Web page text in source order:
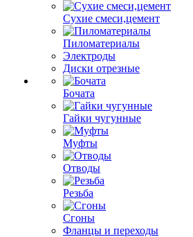
Сухие смеси,цемент
Пиломатериалы
Электроды
Диски отрезные
Бочата
Гайки чугунные
Муфты
Отводы
Резьба
Сгоны
Фланцы и переходы